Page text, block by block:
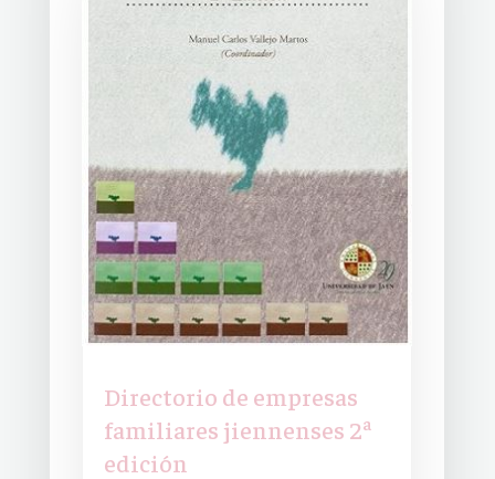
Directorio de empresas
familiares jiennenses 2ª
edición